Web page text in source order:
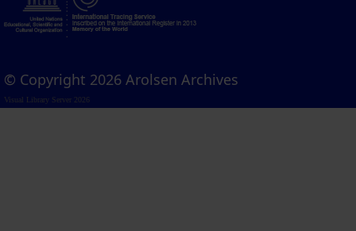
© Copyright 2026 Arolsen Archives
Visual Library Server 2026